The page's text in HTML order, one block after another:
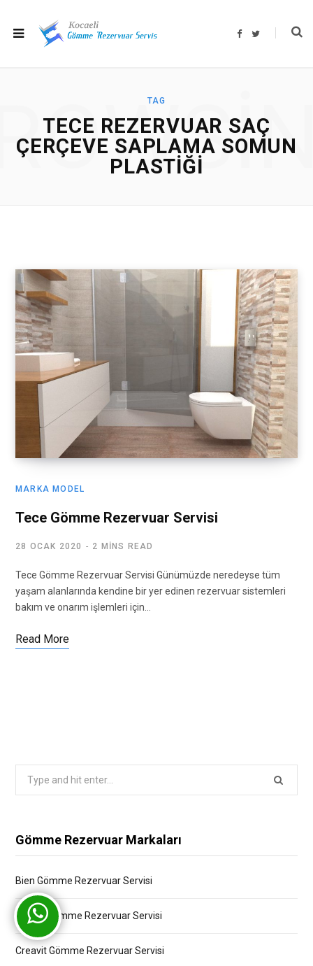
F
T
TAG
TECE REZERVUAR SAÇ
ÇERÇEVE SAPLAMA SOMUN
PLASTIĞI
MARKA MODEL
Tece Gömme Rezervuar Servisi
28 OCAK 2020 2 MINS READ
Tece Gömme Rezervuar Servisi Günümüzde neredeyse tüm
yaşam alanlarında kendine bir yer edinen rezervuar sistemleri
bakım ve onarım işlemleri için…
Read More
Gömme Rezervuar Markaları
Bien Gömme Rezervuar Servisi
Bocchi Gömme Rezervuar Servisi
Creavit Gömme Rezervuar Servisi